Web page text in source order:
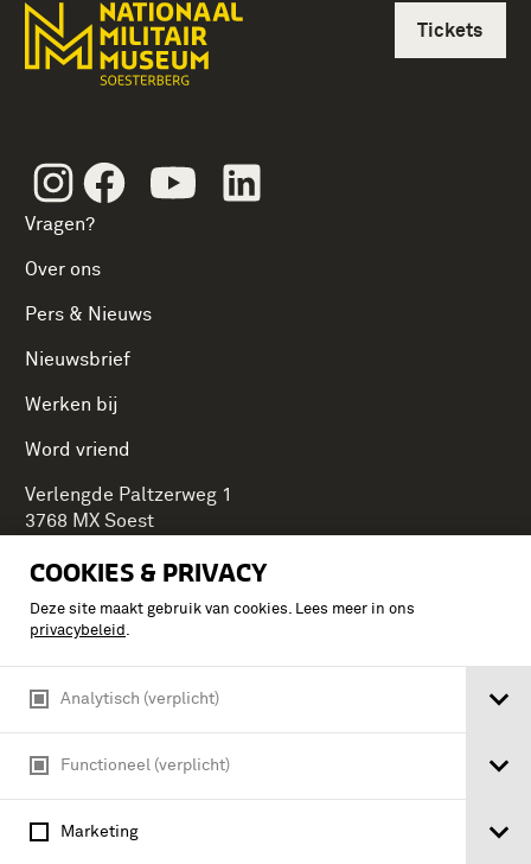
COOKIES & PRIVACY
Deze site maakt gebruik van cookies. Lees meer in ons
privacybeleid .
Analytisch (verplicht)
Functioneel (verplicht)
Marketing
InstagramFacebookYoutube
Vragen?
Over ons
Pers & Nieuws
Nieuwsbrief
Werken bij
Word vriend
Tickets
Verlengde Paltzerweg 1
3768 MX Soest
Onderdeel van Stichting Koninklijke Defensiemusea,